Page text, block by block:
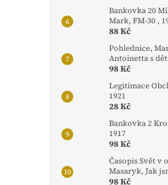
Bankovka 20
Mark, FM-30 ,
88 Kč
Pohlednice,
Antoinetta s
98 Kč
Legitimace
1921
28 Kč
Bankovka 2
1917
98 Kč
Časopis Svět v
Masaryk, Jak
98 Kč